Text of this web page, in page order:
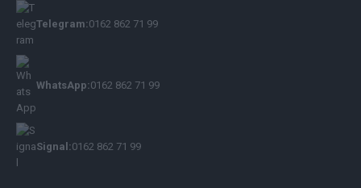
Telegram:0162 862 71 99
WhatsApp:0162 862 71 99
Signal:0162 862 71 99